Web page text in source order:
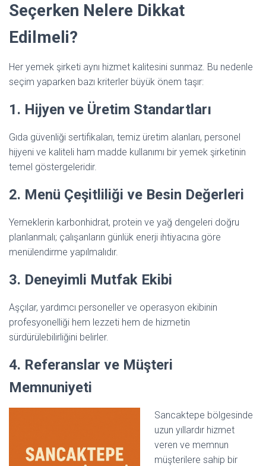
Seçerken Nelere Dikkat
Edilmeli?
Her yemek şirketi aynı hizmet kalitesini sunmaz. Bu nedenle
seçim yaparken bazı kriterler büyük önem taşır:
1. Hijyen ve Üretim Standartları
Gıda güvenliği sertifikaları, temiz üretim alanları, personel
hijyeni ve kaliteli ham madde kullanımı bir yemek şirketinin
temel göstergeleridir.
2. Menü Çeşitliliği ve Besin Değerleri
Yemeklerin karbonhidrat, protein ve yağ dengeleri doğru
planlanmalı; çalışanların günlük enerji ihtiyacına göre
menülendirme yapılmalıdır.
3. Deneyimli Mutfak Ekibi
Aşçılar, yardımcı personeller ve operasyon ekibinin
profesyonelliği hem lezzeti hem de hizmetin
sürdürülebilirliğini belirler.
4. Referanslar ve Müşteri
Memnuniyeti
Sancaktepe bölgesinde
uzun yıllardır hizmet
veren ve memnun
müşterilere sahip bir